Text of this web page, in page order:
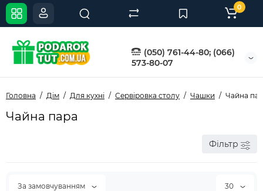
(050) 761-44-80; (066)
573-80-07
0
Головна Дім Для кухні Сервіровка столу Чашки Чайна
Чайна пара
Фільтр
За замовчуванням 30